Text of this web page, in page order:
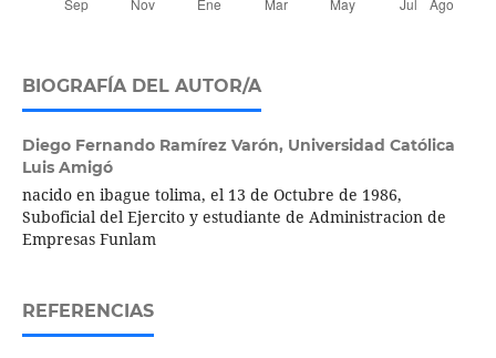
BIOGRAFÍA DEL AUTOR/A
Diego Fernando Ramírez Varón, Universidad Católica
Luis Amigó
nacido en ibague tolima, el 13 de Octubre de 1986,
Suboficial del Ejercito y estudiante de Administracion de
Empresas Funlam
REFERENCIAS